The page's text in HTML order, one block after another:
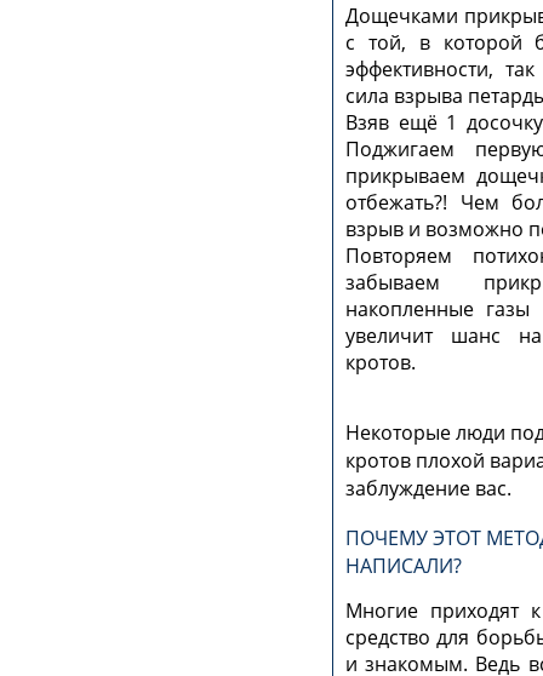
Дощечками
с той, в которой
эффективности,
сила взрыва
Взяв ещё 1
Поджигаем
прикрываем
отбежать?! Чем
взрыв и возможно
Повторяем
забываем
накопленные газы
увеличит шанс
кротов.
Некоторые люди
кротов плохой
заблуждение вас.
ПОЧЕМУ ЭТОТ
НАПИСАЛИ?
Многие приходят
средство для
и знакомым. Ведь